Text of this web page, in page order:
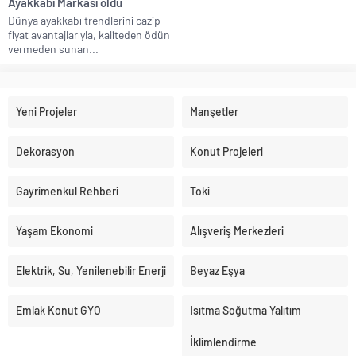
Dünya ayakkabı trendlerini cazip
fiyat avantajlarıyla, kaliteden ödün
vermeden sunan...
Yeni Projeler Manşetler
Dekorasyon Konut Projeleri
Gayrimenkul Rehberi Toki
Yaşam Ekonomi Alışveriş Merkezleri
Elektrik, Su, Yenilenebilir Enerji Beyaz Eşya
Emlak Konut GYO Isıtma Soğutma Yalıtım
İklimlendirme